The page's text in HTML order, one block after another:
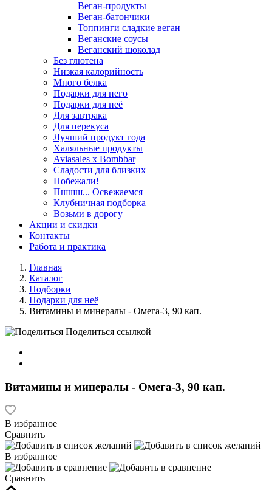
Веган-продукты
Веган-батончики
Топпинги сладкие веган
Веганские соусы
Веганский шоколад
Без глютена
Низкая калорийность
Много белка
Подарки для него
Подарки для неё
Для завтрака
Для перекуса
Лучший продукт года
Халяльные продукты
Aviasales x Bombbar
Сладости для близких
Побежали!
Пшшш... Освежаемся
Клубничная подборка
Возьми в дорогу
Акции и скидки
Контакты
Работа и практика
Главная
Каталог
Подборки
Подарки для неё
Витамины и минералы - Омега-3, 90 кап.
Поделиться ссылкой
Витамины и минералы - Омега-3, 90 кап.
В избранное
Сравнить
В избранное
Сравнить